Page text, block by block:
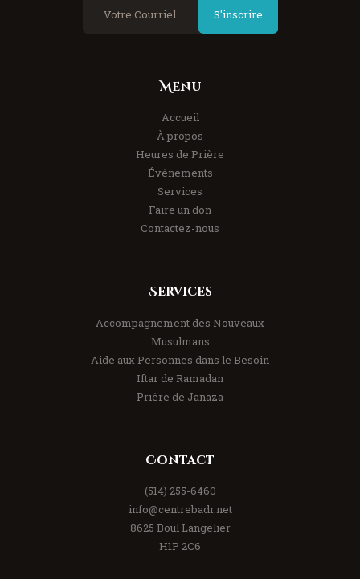
S'inscrire
Menu
Accueil
À propos
Heures de Prière
Événements
Services
Faire un don
Contactez-nous
Services
Accompagnement des Nouveaux
Musulmans
Aide aux Personnes dans le Besoin
Iftar de Ramadan
Prière de Janaza
Contact
(514) 255-6460
info@centrebadr.net
8625 Boul Langelier
H1P 2C6